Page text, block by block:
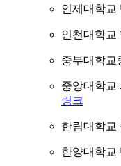
인제대학교
인천대학교
중부대학교
중앙대학교
링크
한림대학교
한양대학교